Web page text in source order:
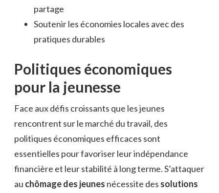
partage
Soutenir les économies locales avec des
pratiques durables
Politiques économiques
pour la jeunesse
Face aux défis croissants que les jeunes
rencontrent sur le marché du travail, des
politiques économiques efficaces sont
essentielles pour favoriser leur indépendance
financière et leur stabilité à long terme. S’attaquer
au chômage des jeunes nécessite des solutions